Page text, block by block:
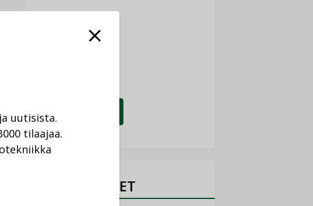
KATSO KAIKKI
TUOTEUUTISET
uutisista.
tilaajaa.